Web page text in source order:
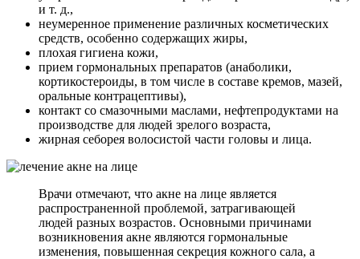
и т. д.,
неумеренное применение различных косметических
средств, особенно содержащих жиры,
плохая гигиена кожи,
прием гормональных препаратов (анаболики,
кортикостероиды, в том числе в составе кремов, мазей,
оральные контрацептивы),
контакт со смазочными маслами, нефтепродуктами на
производстве для людей зрелого возраста,
жирная себорея волосистой части головы и лица.
Врачи отмечают, что акне на лице является
распространенной проблемой, затрагивающей
людей разных возрастов. Основными причинами
возникновения акне являются гормональные
изменения, повышенная секреция кожного сала, а